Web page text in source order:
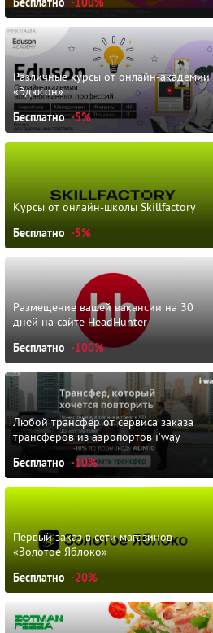
Различные курсы от онлайн-академии
«Эдюсон»
Бесплатно -5%
Курсы от онлайн-школы Skillfactory
Бесплатно -5%
Размещение вашей вакансии на 30
дней на сайте HeadHunter
Бесплатно -100%
Любой трансфер от сервиса заказа
трансферов из аэропортов i'way
Бесплатно -10%
Первый заказ в сети магазинов
«Золотое Яблоко»
Бесплатно -20%